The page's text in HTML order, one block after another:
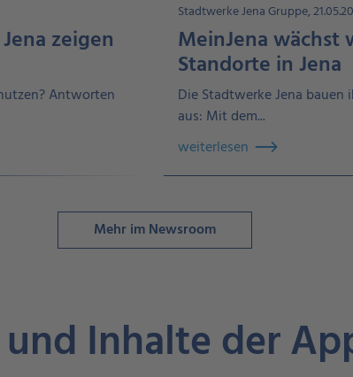
zeigen
Antworten
Stadtwerke Jena Gruppe,
MeinJena wächst
Standorte in Jena
Die Stadtwerke Jena
aus: Mit dem...
weiterlesen
Mehr im Newsroom
Inhalte der